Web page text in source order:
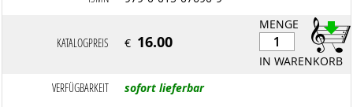
MENGE
IN WARENKORB
KATALOGPREIS € 16.00
VERFÜGBARKEIT
sofort lieferbar